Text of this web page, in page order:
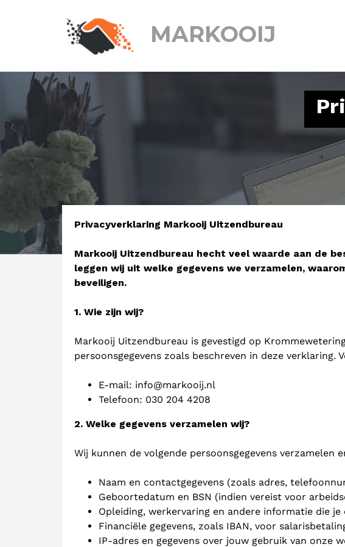
MARKOOIJ
Privacyverklaring Markooij Uitzendbureau
Markooij Uitzendbureau hecht veel waarde aan de
leggen wij uit welke gegevens we verzamelen,
beveiligen.
1. Wie zijn wij?
Markooij Uitzendbureau is gevestigd op
persoonsgegevens zoals beschreven in deze
E-mail: info@markooij.nl
Telefoon: 030 204 4208
2. Welke gegevens verzamelen wij?
Wij kunnen de volgende persoonsgegevens verzamelen
Naam en contactgegevens (zoals adres,
Geboortedatum en BSN (indien vereist voor
Opleiding, werkervaring en andere informatie die
Financiële gegevens, zoals IBAN, voor
IP-adres en gegevens over jouw gebruik van onze